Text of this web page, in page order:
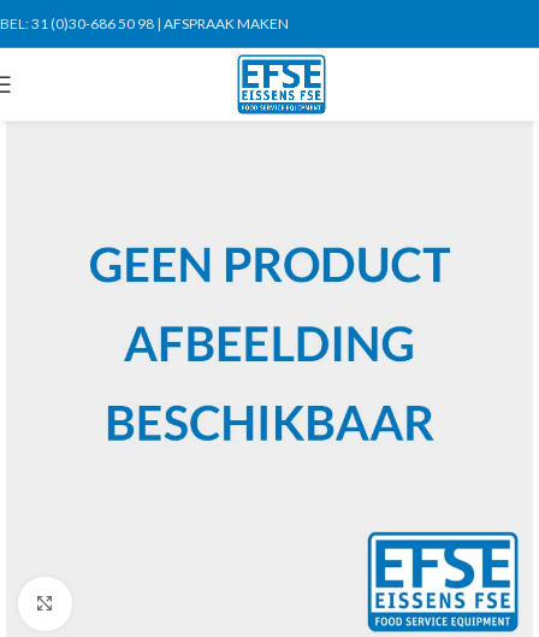
BEL:31 (0)30-686 50 98 | AFSPRAAK MAKEN